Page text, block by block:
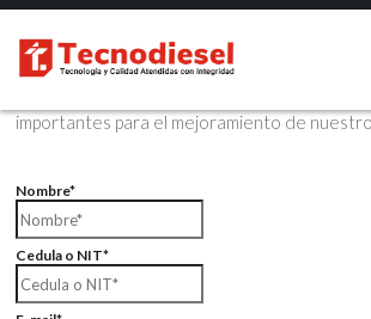
Contáctenos Vía Email
Envíenos sus datos con sus comentarios,
importantes para el mejoramiento de
Nombre*
Cedula o NIT*